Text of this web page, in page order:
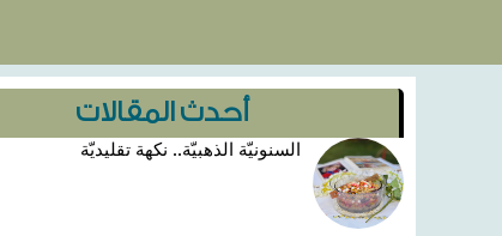
أحدث المقالات
السنونيّة الذهبيّة.. نكهة تقليديّة